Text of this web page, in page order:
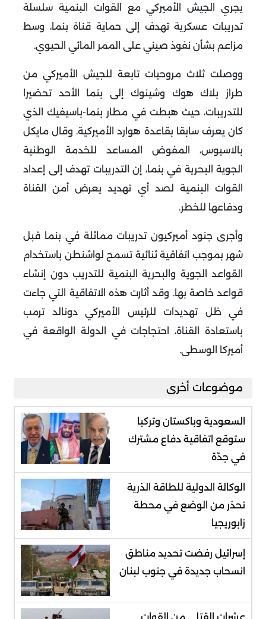
يجري الجيش الأميركي مع القوات البنمية سلسلة
تدريبات عسكرية تهدف إلى حماية قناة بنما، وسط
مزاعم بشأن نفوذ صيني على الممر المائي الحيوي.
ووصلت ثلاث مروحيات تابعة للجيش الأميركي من
طراز بلاك هوك وشينوك إلى بنما الأحد تحضيرا
للتدريبات، حيث هبطت في مطار بنما-باسيفيك الذي
كان يعرف سابقا بقاعدة هوارد الأميركية. وقال مايكل
بالاسيوس، المفوض المساعد للخدمة الوطنية
الجوية البحرية في بنما، إن التدريبات تهدف إلى إعداد
القوات البنمية لصد أي تهديد يعرض أمن القناة
ودفاعها للخطر.
وأجرى جنود أميركيون تدريبات مماثلة في بنما قبل
شهر بموجب اتفاقية ثنائية تسمح لواشنطن باستخدام
القواعد الجوية والبحرية البنمية للتدريب دون إنشاء
قواعد خاصة بها. وقد أثارت هذه الاتفاقية التي جاءت
في ظل تهديدات للرئيس الأميركي دونالد ترمب
باستعادة القناة، احتجاجات في الدولة الواقعة في
أميركا الوسطى.
موضوعات أخرى
السعودية وباكستان وتركيا
ستوقع اتفاقية دفاع مشترك
في جدّة
الوكالة الدولية للطاقة الذرية
تحذر من الوضع في محطة
زابوريجيا
إسرائيل رفضت تحديد مناطق
انسحاب جديدة في جنوب لبنان
عشرات القتلى من القوات